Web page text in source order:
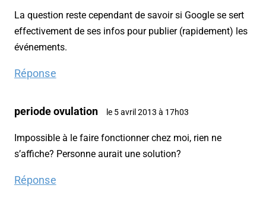
La question reste cependant de savoir si Google se sert
effectivement de ses infos pour publier (rapidement) les
événements.
Réponse
periode ovulation le 5 avril 2013 à 17h03
Impossible à le faire fonctionner chez moi, rien ne
s’affiche? Personne aurait une solution?
Réponse